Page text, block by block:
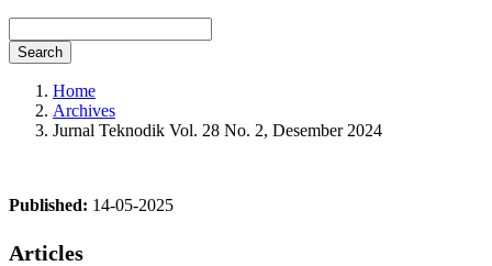
Search
Home
Archives
Jurnal Teknodik Vol. 28 No. 2, Desember 2024
Published: 14-05-2025
Articles